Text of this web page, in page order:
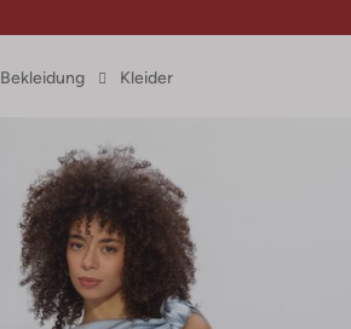
Bekleidung Kleider